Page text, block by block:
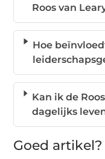
Roos van
Hoe
Kan ik de
dagelijks
Goed